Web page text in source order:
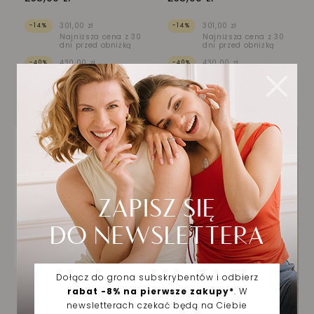
-14%
301,00 zł
Najniższa cena z 30
dni przed obniżką
-40%
430,00 zł
Cena regularna
-14%
301,00 zł
Najniższa cena z 30
dni przed obniżką
-40%
430,00 zł
WYSYŁKA 48H WYPRZEDAŻ
Zawieszka złota
kwiatuszek z cyrkoniami
Żółte Złoto 585
Dodaj do listy życzeń